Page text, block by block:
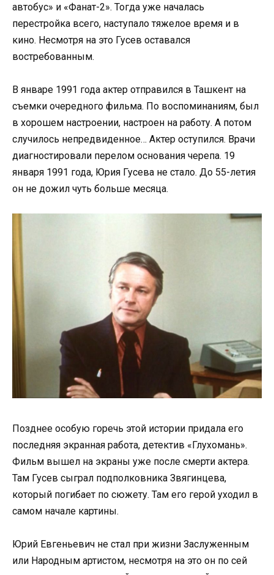
автобус» и «Фанат-2». Тогда уже началась
перестройка всего, наступало тяжелое время и в
кино. Несмотря на это Гусев оставался
востребованным.
В январе 1991 года актер отправился в Ташкент на
съемки очередного фильма. По воспоминаниям, был
в хорошем настроении, настроен на работу. А потом
случилось непредвиденное… Актер оступился. Врачи
диагностировали перелом основания черепа. 19
января 1991 года, Юрия Гусева не стало. До 55-летия
он не дожил чуть больше месяца.
Позднее особую горечь этой истории придала его
последняя экранная работа, детектив «Глухомань».
Фильм вышел на экраны уже после смерти актера.
Там Гусев сыграл подполковника Звягинцева,
который погибает по сюжету. Там его герой уходил в
самом начале картины.
Юрий Евгеньевич не стал при жизни Заслуженным
или Народным артистом, несмотря на это он по сей